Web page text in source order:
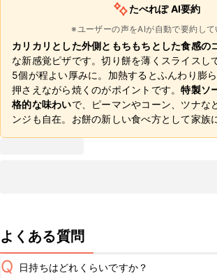
たべれぽ AI要約
※ユーザーの声をAIが自動で要約して
カリカリとした外側ともちもちとした食感の
な新感覚ピザです。切り餅を薄くスライスし
5個が程よい厚みに。加熱するとふんわり膨
押さえながら焼くのがポイントです。特製ソ
格的な味わいで、ピーマンやコーン、ツナな
ンジも自在。お餅の新しい食べ方として家族
よくある質問
Q 日持ちはどれくらいですか？